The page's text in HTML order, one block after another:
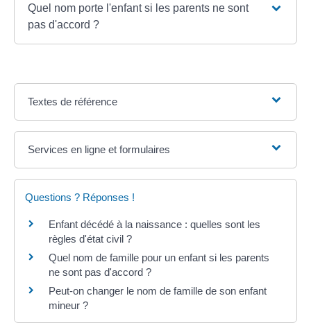
Quel nom porte l'enfant si les parents ne sont
pas d'accord ?
Textes de référence
Services en ligne et formulaires
Questions ? Réponses !
Enfant décédé à la naissance : quelles sont les
règles d'état civil ?
Quel nom de famille pour un enfant si les parents
ne sont pas d'accord ?
Peut-on changer le nom de famille de son enfant
mineur ?